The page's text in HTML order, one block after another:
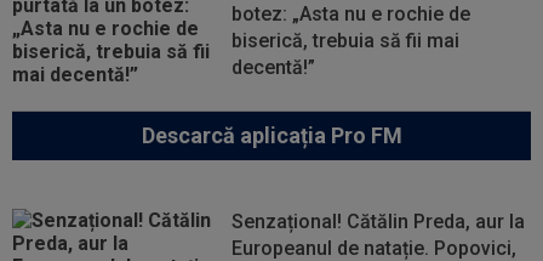
botez: „Asta nu e rochie de
biserică, trebuia să fii mai
decentă!”
Descarcă aplicația Pro FM
Senzațional! Cătălin Preda, aur la
Europeanul de natație. Popovici,